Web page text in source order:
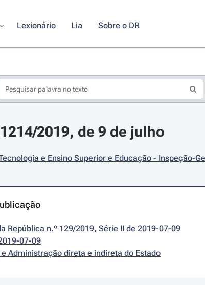
Lexionário Lia Sobre o DR
2019, de 9 de julho
e Ensino Superior e Educação - Inspeção-
República n.º 129/2019, Série II de 2019-07-09
07-09
e Administração direta e indireta do Estado